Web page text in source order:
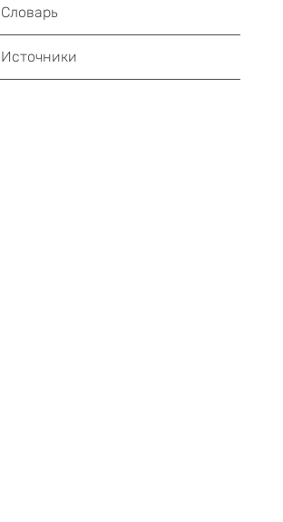
Словарь
Источники